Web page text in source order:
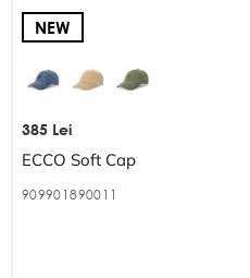
NEW
385 Lei
ECCO Soft Cap
909901890011